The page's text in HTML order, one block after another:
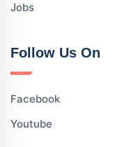
Jobs
Follow Us On
Facebook
Youtube